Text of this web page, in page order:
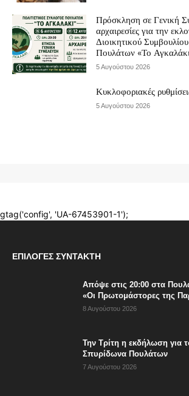
ΕΠΙΛΟΓΈΣ ΣΥΝΤΆΚΤΗ
Απόψε στις 20:00 στα
«Οι Πρωτομάστορες της
8 Αυγούστου 2026
Την Τρίτη η εκδήλωση για
Σπυρίδωνα Πουλάτων
7 Αυγούστου 2026